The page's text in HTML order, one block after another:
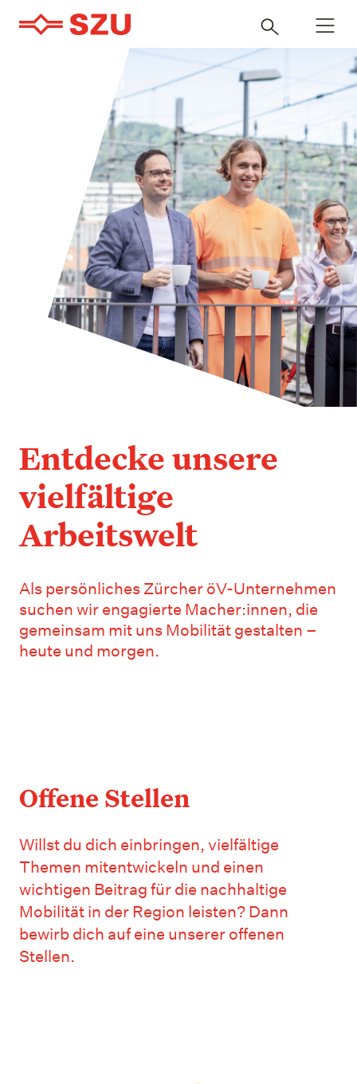
Inhalt
öffnen
Entdecke unsere
vielfältige
Arbeitswelt
Als persönliches Zürcher öV-Unternehmen
suchen wir engagierte Macher:innen, die
gemeinsam mit uns Mobilität gestalten –
heute und morgen.
Offene Stellen
Willst du dich einbringen, vielfältige
Themen mitentwickeln und einen
wichtigen Beitrag für die nachhaltige
Mobilität in der Region leisten? Dann
bewirb dich auf eine unserer offenen
Stellen.